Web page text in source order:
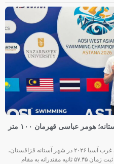
درخشش ملی‌پوش ایران در استخر آستانه؛ هومر عباسی قهرمان ۱۰۰ متر
در نخستین روز از رقابت‌های شنای قهرمانی غرب آسیا ۲۰۲۶ در شهر آستانه قزاقستان،
هومر عباسی ملی‌پوش شایسته کشورمان با ثبت زمان ۵۷.۴۵ ثانیه مقتدرانه به مقام